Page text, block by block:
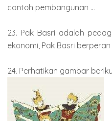
contoh pembangunan ...
23. Pak Basri adalah
ekonomi, Pak Basri berperan
24. Perhatikan gambar